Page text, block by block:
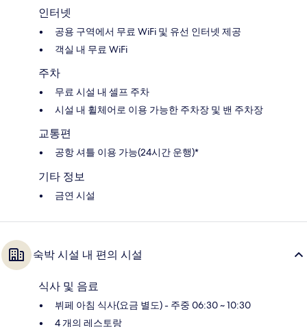
인터넷
공용 구역에서 무료 WiFi 및 유선 인터넷 제공
객실 내 무료 WiFi
주차
무료 시설 내 셀프 주차
시설 내 휠체어로 이용 가능한 주차장 및 밴 주차장
교통편
공항 셔틀 이용 가능(24시간 운행)*
기타 정보
금연 시설
숙박 시설 내 편의 시설
식사 및 음료
뷔페 아침 식사(요금 별도) - 주중 06:30 ~ 10:30
4 개의 레스토랑